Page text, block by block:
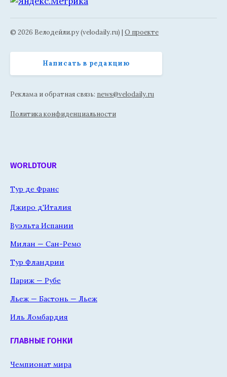
© 2026 Велодейли.ру (velodaily.ru) | О проекте
Написать в редакцию
Реклама и обратная связь: news@velodaily.ru
Политика конфиденциальности
WORLDTOUR
Тур де Франс
Джиро д'Италия
Вуэльта Испании
Милан — Сан-Ремо
Тур Фландрии
Париж — Рубе
Льеж — Бастонь — Льеж
Иль Ломбардия
ГЛАВНЫЕ ГОНКИ
Чемпионат мира